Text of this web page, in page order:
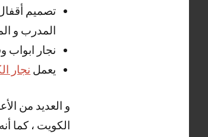
تصميم
المدرب و
نجار ابواب
يعمل نجار
و العديد من
الكويت ، كما